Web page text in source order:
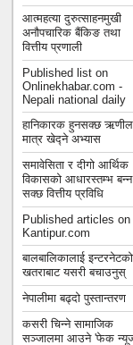
आत्महत्या दुरुत्साहनमुखी
अनौपचारिक बैंकिङ तथा
वित्तीय प्रणाली
Published list on
Onlinekhabar.com -
Nepali national daily
हानिकारक हुनसक्छ
मात्र खेद्ने अभ्यास
समावेसिता र दीगो आर्थिक
विकासको आधारस्तम्भ बन्न
सक्छ वित्तीय प्रविधि
Published articles on
Kantipur.com
बालबालिकालाई इन्टरनेटको
खतराबाट यसरी बचाउनुस्
नेपालीमा बढ्दो पुस्तान्तरण
कसरी चिन्ने सामाजिक
सञ्जालमा आउने 'फेक